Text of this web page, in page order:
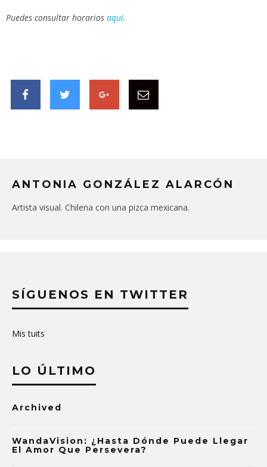
Puedes consultar horarios aquí.
ANTONIA GONZÁLEZ ALARCÓN
Artista visual. Chilena con una pizca mexicana.
SÍGUENOS EN TWITTER
Mis tuits
LO ÚLTIMO
Archived
WandaVision: ¿Hasta Dónde Puede Llegar
El Amor Que Persevera?